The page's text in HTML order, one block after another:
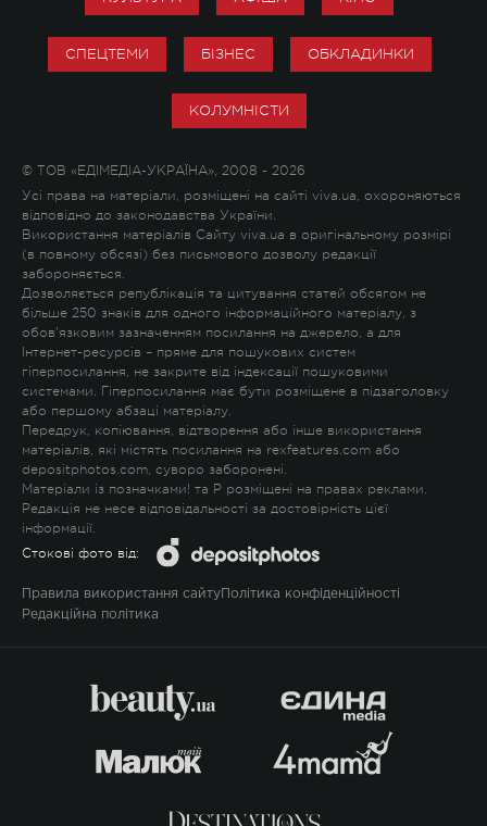
СПЕЦТЕМИ БІЗНЕС ОБКЛАДИНКИ
КОЛУМНІСТИ
© ТОВ «ЕДІМЕДІА-УКРАЇНА», 2008 - 2026
Усі права на матеріали, розміщені на сайті viva.ua, охороняються
відповідно до законодавства України.
Використання матеріалів Сайту viva.ua в оригінальному розмірі
(в повному обсязі) без письмового дозволу редакції
забороняється.
Дозволяється републікація та цитування статей обсягом не
більше 250 знаків для одного інформаційного матеріалу, з
обов'язковим зазначенням посилання на джерело, а для
Інтернет-ресурсів – пряме для пошукових систем
гіперпосилання, не закрите від індексації пошуковими
системами. Гіперпосилання має бути розміщене в підзаголовку
або першому абзаці матеріалу.
Передрук, копіювання, відтворення або інше використання
матеріалів, які містять посилання на rexfeatures.com або
depositphotos.com, суворо заборонені.
Матеріали із позначками! та P розміщені на правах реклами.
Редакція не несе відповідальності за достовірність цієї
інформації.
Стокові фото від:
Правила використання сайту Політика конфіденційності
Редакційна політика